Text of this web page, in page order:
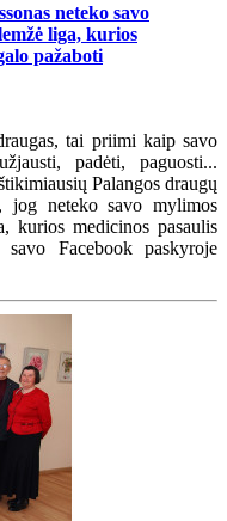
neteko savo
liga, kurios
pažaboti
tai priimi kaip savo
padėti, paguosti...
Palangos draugų
jog neteko savo mylimos
kurios medicinos pasaulis
Facebook paskyroje